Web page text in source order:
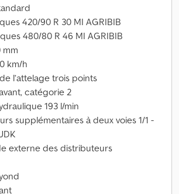
420/90 R 30 MI AGRIBIB
480/80 R 46 MI AGRIBIB
mm
km/h
l’attelage trois points
catégorie 2
193 l/min
supplémentaires à deux voies 1/1 -
externe des distributeurs